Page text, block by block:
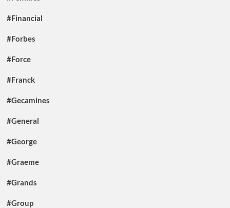
#Financial
#Forbes
#Force
#Franck
#Gecamines
#General
#George
#Graeme
#Grands
#Group